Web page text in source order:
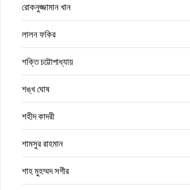
রোকনুজ্জামান খান
লালন ফকির
শক্তি চট্টোপাধ্যায়
শঙ্খ ঘোষ
শহীদ কাদরী
শামসুর রাহমান
শাহ মুহম্মদ সগীর